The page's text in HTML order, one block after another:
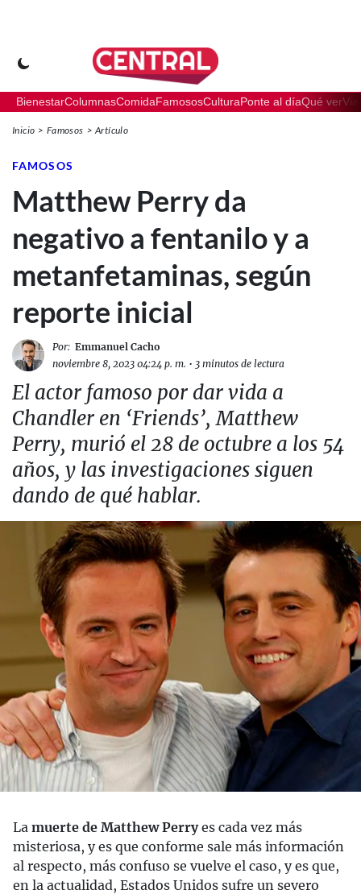
BienestarColumnasComidaFamososCulturaPonte al díaQué ver
Inicio Famosos Artículo
FAMOSOS
Matthew Perry da
negativo a fentanilo y a
metanfetaminas, según
reporte inicial
Por: Emmanuel Cacho
noviembre 8, 2023 04:24 p. m. • 3 minutos de lectura
El actor famoso por dar vida a
Chandler en ‘Friends’, Matthew
Perry, murió el 28 de octubre a los 54
años, y las investigaciones siguen
dando de qué hablar.
La muerte de Matthew Perryes cada vez más
misteriosa, y es que conforme sale más información
al respecto, más confuso se vuelve el caso, y es que,
en la actualidad, Estados Unidos sufre un severo